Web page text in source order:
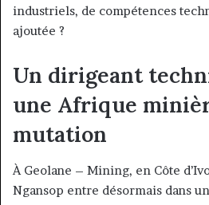
industriels, de compétences
ajoutée ?
Un dirigeant
une Afrique
mutation
À Geolane – Mining, en Côte
Ngansop entre désormais dans